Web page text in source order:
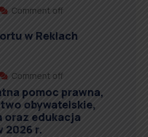
Comment off
w Reklach
Comment off
pomoc prawna,
obywatelskie,
oraz edukacja
2026 r.